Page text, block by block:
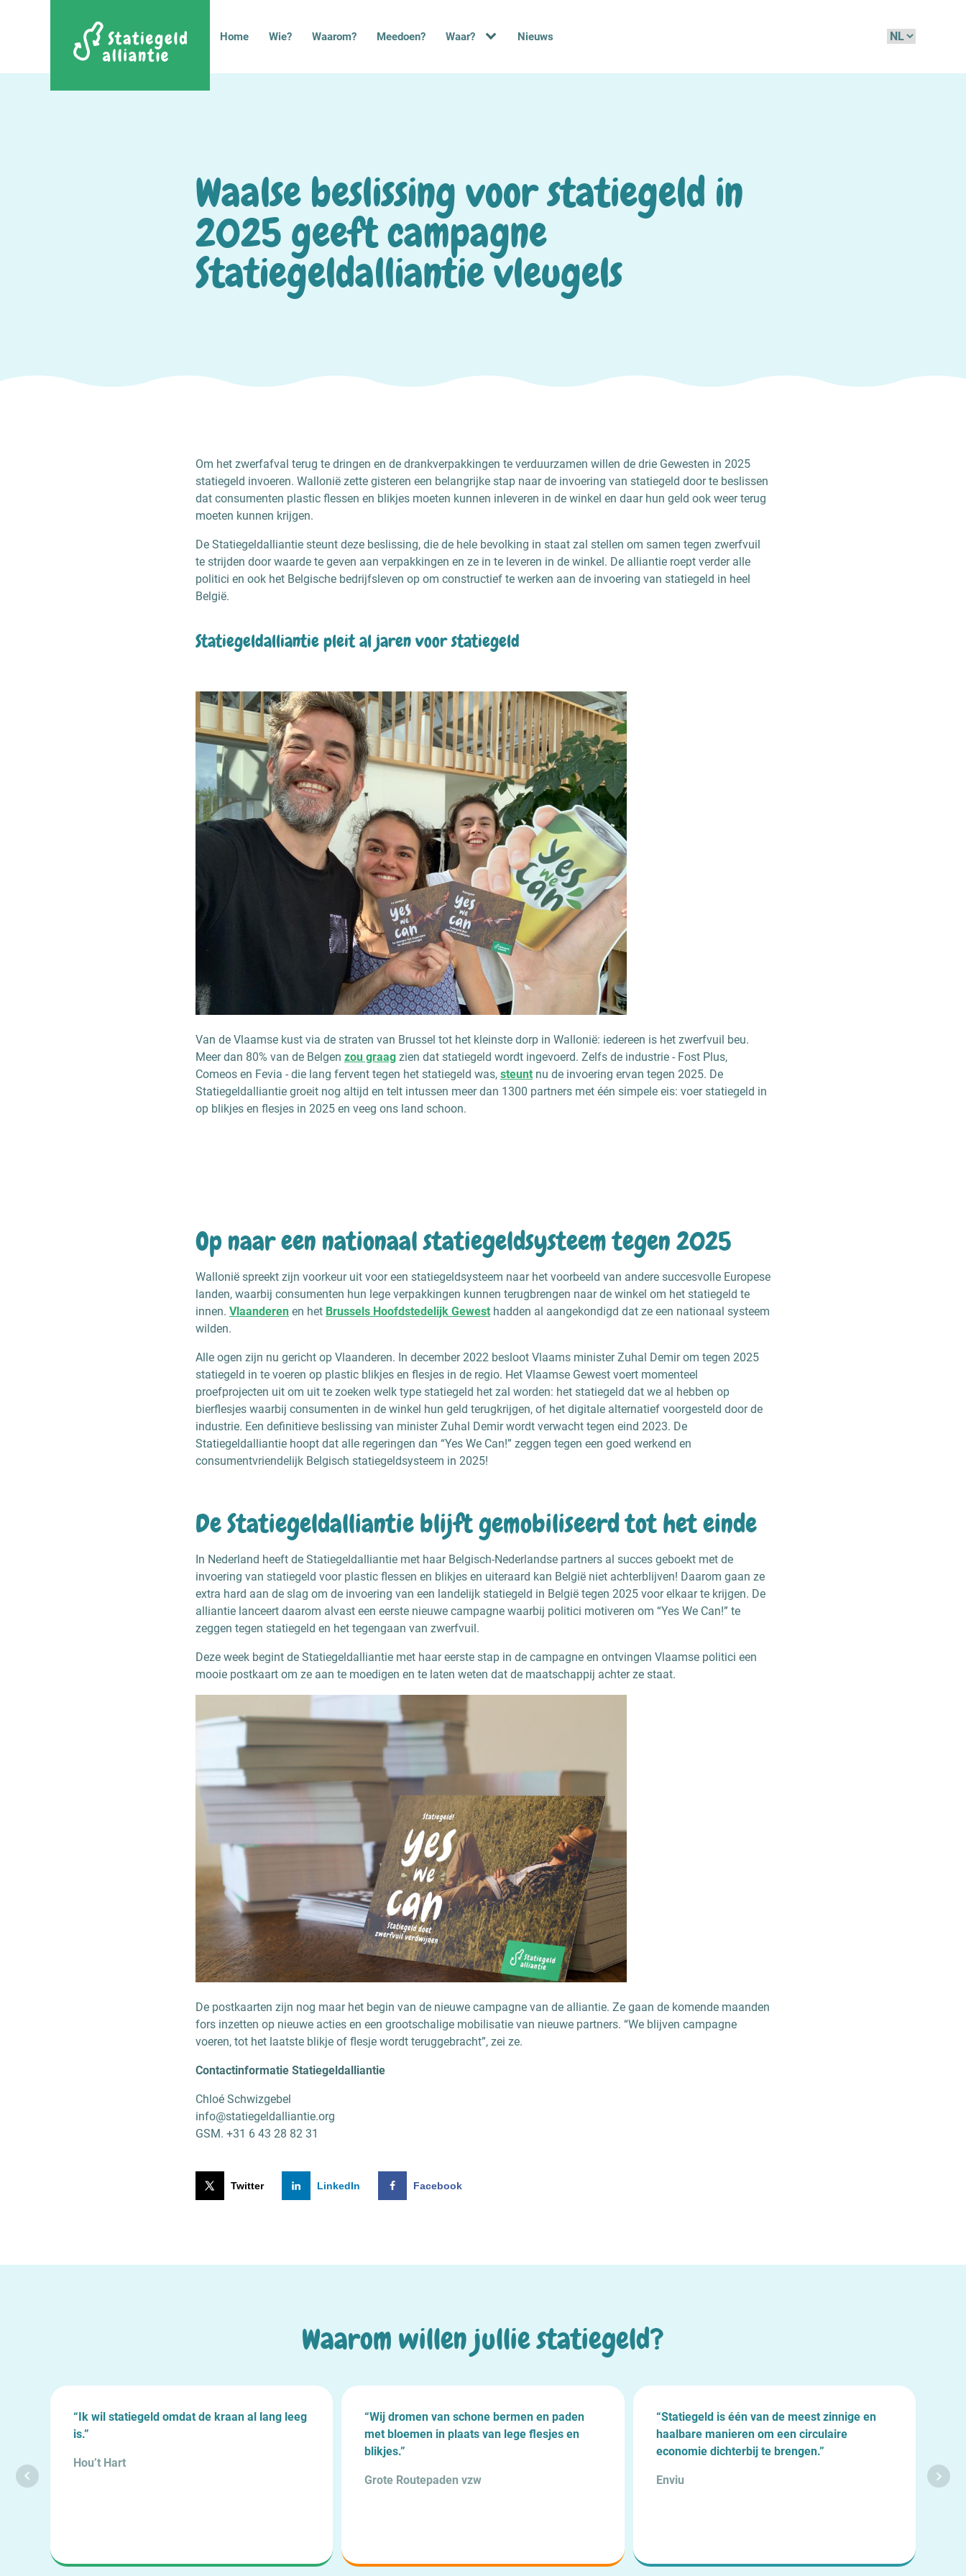
Home Wie? Waarom? Meedoen? Waar? Nieuws
Kies
taal
Waalse beslissing voor statiegeld in
2025 geeft campagne
Statiegeldalliantie vleugels
Om het zwerfafval terug te dringen en de drankverpakkingen te verduurzamen willen de drie Gewesten in 2025
statiegeld invoeren. Wallonië zette gisteren een belangrijke stap naar de invoering van statiegeld door te beslissen
dat consumenten plastic flessen en blikjes moeten kunnen inleveren in de winkel en daar hun geld ook weer terug
moeten kunnen krijgen.
De Statiegeldalliantie steunt deze beslissing, die de hele bevolking in staat zal stellen om samen tegen zwerfvuil
te strijden door waarde te geven aan verpakkingen en ze in te leveren in de winkel. De alliantie roept verder alle
politici en ook het Belgische bedrijfsleven op om constructief te werken aan de invoering van statiegeld in heel
België.
Statiegeldalliantie pleit al jaren voor statiegeld
Van de Vlaamse kust via de straten van Brussel tot het kleinste dorp in Wallonië: iedereen is het zwerfvuil beu.
Meer dan 80% van de Belgen zou graag zien dat statiegeld wordt ingevoerd. Zelfs de industrie - Fost Plus,
Comeos en Fevia - die lang fervent tegen het statiegeld was, steunt nu de invoering ervan tegen 2025. De
Statiegeldalliantie groeit nog altijd en telt intussen meer dan 1300 partners met één simpele eis: voer statiegeld in
op blikjes en flesjes in 2025 en veeg ons land schoon.
Op naar een nationaal statiegeldsysteem tegen 2025
Wallonië spreekt zijn voorkeur uit voor een statiegeldsysteem naar het voorbeeld van andere succesvolle Europese
landen, waarbij consumenten hun lege verpakkingen kunnen terugbrengen naar de winkel om het statiegeld te
innen. Vlaanderen en het Brussels Hoofdstedelijk Gewest hadden al aangekondigd dat ze een nationaal systeem
wilden.
Alle ogen zijn nu gericht op Vlaanderen. In december 2022 besloot Vlaams minister Zuhal Demir om tegen 2025
statiegeld in te voeren op plastic blikjes en flesjes in de regio. Het Vlaamse Gewest voert momenteel
proefprojecten uit om uit te zoeken welk type statiegeld het zal worden: het statiegeld dat we al hebben op
bierflesjes waarbij consumenten in de winkel hun geld terugkrijgen, of het digitale alternatief voorgesteld door de
industrie. Een definitieve beslissing van minister Zuhal Demir wordt verwacht tegen eind 2023. De
Statiegeldalliantie hoopt dat alle regeringen dan “Yes We Can!” zeggen tegen een goed werkend en
consumentvriendelijk Belgisch statiegeldsysteem in 2025!
De Statiegeldalliantie blijft gemobiliseerd tot het einde
In Nederland heeft de Statiegeldalliantie met haar Belgisch-Nederlandse partners al succes geboekt met de
invoering van statiegeld voor plastic flessen en blikjes en uiteraard kan België niet achterblijven! Daarom gaan ze
extra hard aan de slag om de invoering van een landelijk statiegeld in België tegen 2025 voor elkaar te krijgen. De
alliantie lanceert daarom alvast een eerste nieuwe campagne waarbij politici motiveren om “Yes We Can!” te
zeggen tegen statiegeld en het tegengaan van zwerfvuil.
Deze week begint de Statiegeldalliantie met haar eerste stap in de campagne en ontvingen Vlaamse politici een
mooie postkaart om ze aan te moedigen en te laten weten dat de maatschappij achter ze staat.
De postkaarten zijn nog maar het begin van de nieuwe campagne van de alliantie. Ze gaan de komende maanden
fors inzetten op nieuwe acties en een grootschalige mobilisatie van nieuwe partners. “We blijven campagne
voeren, tot het laatste blikje of flesje wordt teruggebracht”, zei ze.
Contactinformatie Statiegeldalliantie
Chloé Schwizgebel
info@statiegeldalliantie.org
GSM. +31 6 43 28 82 31
Twitter LinkedIn Facebook
Waarom willen jullie statiegeld?
“Ik wil statiegeld omdat de kraan al lang leeg
is.”
Hou’t Hart
“Wij dromen van schone bermen en paden
met bloemen in plaats van lege flesjes en
blikjes.”
Grote Routepaden vzw
“Statiegeld is één van de meest zinnige en
haalbare manieren om een circulaire
economie dichterbij te brengen.”
Enviu